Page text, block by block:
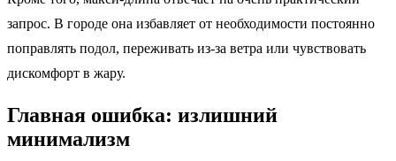
запрос. В городе она избавляет от необходимости постоянно
поправлять подол, переживать из-за ветра или чувствовать
дискомфорт в жару.
Главная ошибка: излишний
минимализм